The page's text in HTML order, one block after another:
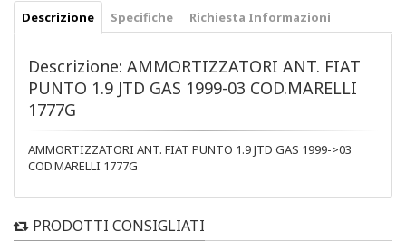
Descrizione Specifiche Richiesta Informazioni
Descrizione: AMMORTIZZATORI ANT. FIAT
PUNTO 1.9 JTD GAS 1999-03 COD.MARELLI
1777G
AMMORTIZZATORI ANT. FIAT PUNTO 1.9 JTD GAS 1999->03
COD.MARELLI 1777G
PRODOTTI CONSIGLIATI